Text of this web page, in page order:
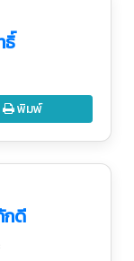
ธิ์
พิมพ์
กดี